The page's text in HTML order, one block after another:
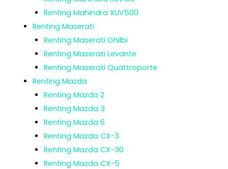
Renting Mahindra XUV500
Renting Maserati
Renting Maserati Ghilbi
Renting Maserati Levante
Renting Maserati Quattroporte
Renting Mazda
Renting Mazda 2
Renting Mazda 3
Renting Mazda 6
Renting Mazda CX-3
Renting Mazda CX-30
Renting Mazda CX-5